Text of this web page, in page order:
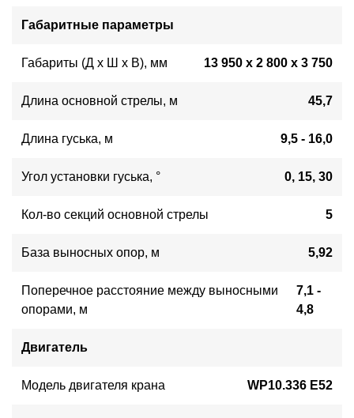
Габаритные параметры
Габариты (Д х Ш х В), мм 13 950 x 2 800 x 3 750
Длина основной стрелы, м 45,7
Длина гуська, м 9,5 - 16,0
Угол установки гуська, ° 0, 15, 30
Кол-во секций основной стрелы 5
База выносных опор, м 5,92
Поперечное расстояние между выносными
опорами, м
7,1 -
4,8
Двигатель
Модель двигателя крана WP10.336 E52